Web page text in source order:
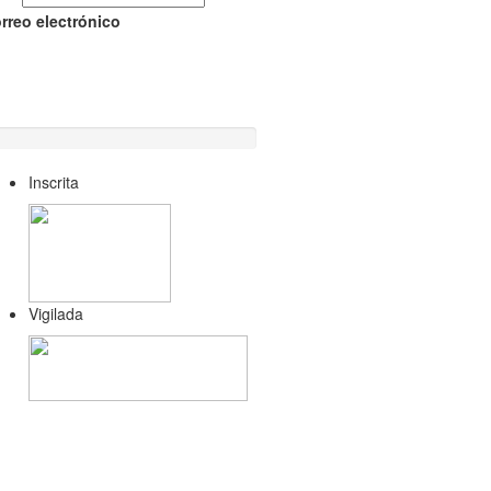
electrónico
Inscrita
Vigilada